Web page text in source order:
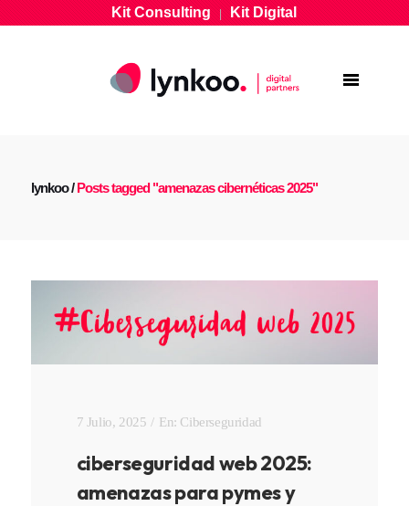
Kit Consulting|Kit Digital
lynkoo/Posts tagged "amenazas cibernéticas 2025"
7 Julio, 2025 En: Ciberseguridad
ciberseguridad web 2025:
amenazas para pymes y